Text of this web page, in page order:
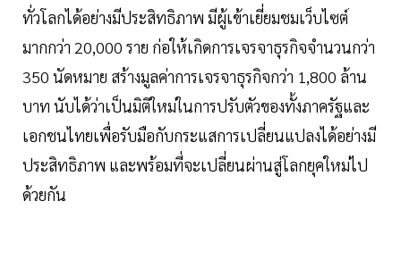
ทั่วโลกได้อย่างมีประสิทธิภาพ มีผู้เข้าเยี่ยมชมเว็บไซต์
มากกว่า 20,000 ราย ก่อให้เกิดการเจรจาธุรกิจจำนวนกว่า
350 นัดหมาย สร้างมูลค่าการเจรจาธุรกิจกว่า 1,800 ล้าน
บาท นับได้ว่าเป็นมิติใหม่ในการปรับตัวของทั้งภาครัฐและ
เอกชนไทยเพื่อรับมือกับกระแสการเปลี่ยนแปลงได้อย่างมี
ประสิทธิภาพ และพร้อมที่จะเปลี่ยนผ่านสู่โลกยุคใหม่ไป
ด้วยกัน